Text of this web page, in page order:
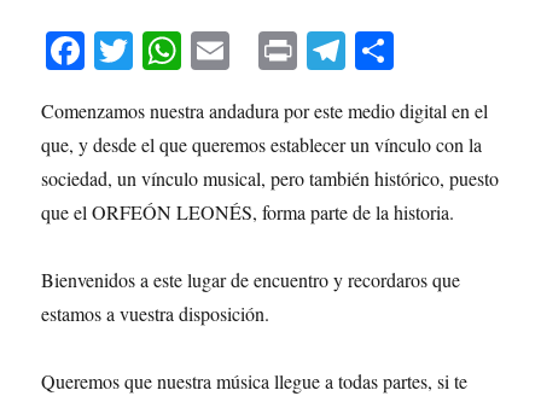
Fa
bo
ok
T
tte
r
W
ts
A
pp
ail
Pr
t
Te
gr
a
m
m
pa
rti
Comenzamos nuestra andadura por este medio digital en el
que, y desde el que queremos establecer un vínculo con la
sociedad, un vínculo musical, pero también histórico, puesto
que el ORFEÓN LEONÉS, forma parte de la historia.
Bienvenidos a este lugar de encuentro y recordaros que
estamos a vuestra disposición.
Queremos que nuestra música llegue a todas partes, si te